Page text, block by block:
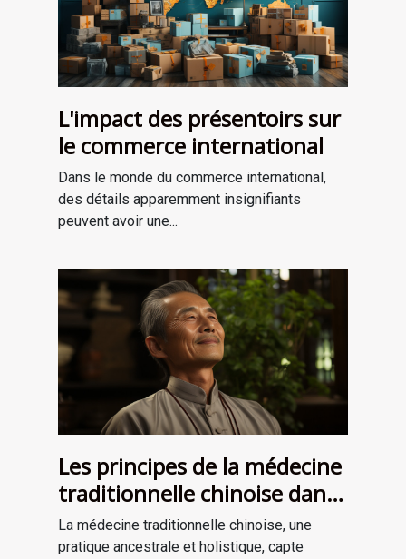
L'impact des présentoirs sur
le commerce international
Dans le monde du commerce international,
des détails apparemment insignifiants
peuvent avoir une...
Les principes de la médecine
traditionnelle chinoise dans
la thérapie énergétique
La médecine traditionnelle chinoise, une
pratique ancestrale et holistique, capte